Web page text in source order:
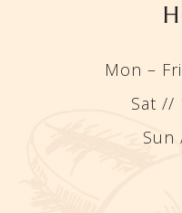
Mon –
Sat //
Sun